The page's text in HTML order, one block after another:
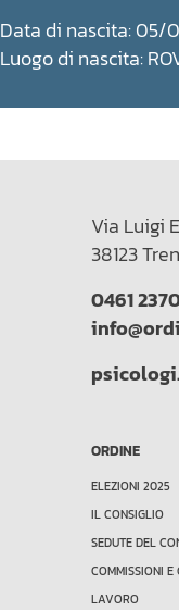
Data di nascita: 05/
Luogo di nascita:
Via Luigi
38123
0461
ORDINE
ELEZIONI 2025
IL CONSIGLIO
SEDUTE DEL
COMMISSIONI E
LAVORO